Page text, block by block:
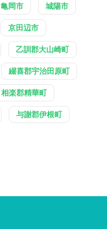
亀岡市 城陽市
京田辺市
乙訓郡大山崎町
綴喜郡宇治田原町
相楽郡精華町
与謝郡伊根町